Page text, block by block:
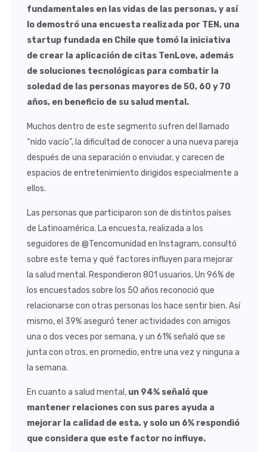
fundamentales en las vidas de las personas, y así
lo demostró una encuesta realizada por TEN, una
startup fundada en Chile que tomó la iniciativa
de crear la aplicación de citas TenLove, además
de soluciones tecnológicas para combatir la
soledad de las personas mayores de 50, 60 y 70
años, en beneficio de su salud mental.
Muchos dentro de este segmento sufren del llamado
“nido vacío”, la dificultad de conocer a una nueva pareja
después de una separación o enviudar, y carecen de
espacios de entretenimiento dirigidos especialmente a
ellos.
Las personas que participaron son de distintos países
de Latinoamérica. La encuesta, realizada a los
seguidores de @Tencomunidad en Instagram, consultó
sobre este tema y qué factores influyen para mejorar
la salud mental. Respondieron 801 usuarios. Un 96% de
los encuestados sobre los 50 años reconoció que
relacionarse con otras personas los hace sentir bien. Así
mismo, el 39% aseguró tener actividades con amigos
una o dos veces por semana, y un 61% señaló que se
junta con otros, en promedio, entre una vez y ninguna a
la semana.
En cuanto a salud mental, un 94% señaló que
mantener relaciones con sus pares ayuda a
mejorar la calidad de esta, y solo un 6% respondió
que considera que este factor no influye.